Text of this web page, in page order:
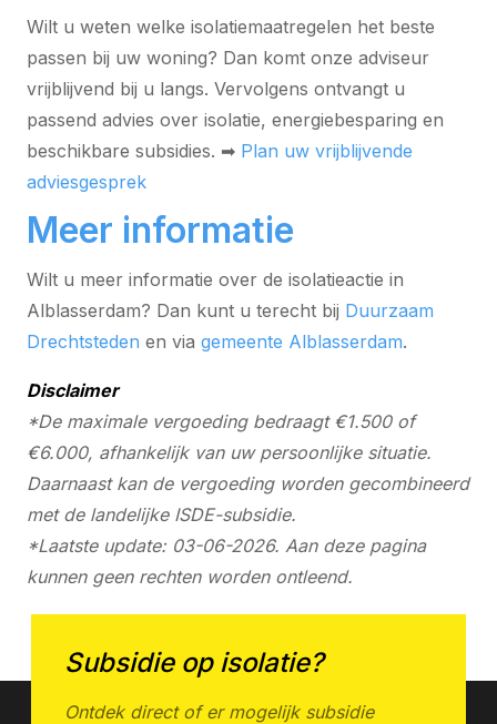
Wilt u weten welke isolatiemaatregelen het beste
passen bij uw woning? Dan komt onze adviseur
vrijblijvend bij u langs. Vervolgens ontvangt u
passend advies over isolatie, energiebesparing en
beschikbare subsidies. ➡ Plan uw vrijblijvende
adviesgesprek
Meer informatie
Wilt u meer informatie over de isolatieactie in
Alblasserdam? Dan kunt u terecht bij Duurzaam
Drechtsteden en via gemeente Alblasserdam.
Disclaimer
*De maximale vergoeding bedraagt €1.500 of
€6.000, afhankelijk van uw persoonlijke situatie.
Daarnaast kan de vergoeding worden gecombineerd
met de landelijke ISDE-subsidie.
*Laatste update: 03-06-2026. Aan deze pagina
kunnen geen rechten worden ontleend.
Subsidie op isolatie?
Ontdek direct of er mogelijk subsidie